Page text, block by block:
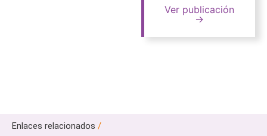
Ver publicación
→
Enlaces relacionados /